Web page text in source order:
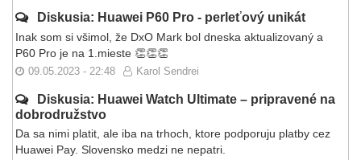
Diskusia: Huawei P60 Pro - perleťový unikát
Inak som si všimol, že DxO Mark bol dneska aktualizovaný a
P60 Pro je na 1.mieste 👏👏👏
09.05.2023 - 22:48 Karol Sendrei
Diskusia: Huawei Watch Ultimate – pripravené na
dobrodružstvo
Da sa nimi platit, ale iba na trhoch, ktore podporuju platby cez
Huawei Pay. Slovensko medzi ne nepatri.